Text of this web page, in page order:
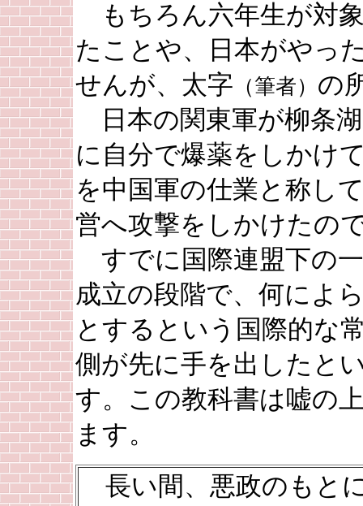
もちろん六年生が対
たことや、日本がやっ
せんが、太字 （筆者） の
日本の関東軍が柳条湖
に自分で爆薬をしかけ
を中国軍の仕業と称し
営へ攻撃をしかけたの
すでに国際連盟下の
成立の段階で、何によ
とするという国際的な
側が先に手を出したと
す。この教科書は嘘の
ます。
長い間、悪政のもと